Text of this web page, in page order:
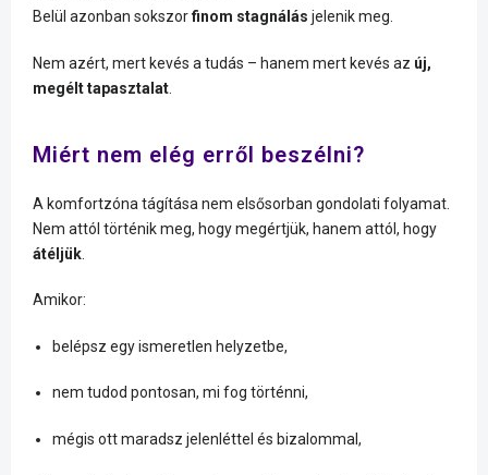
Belül azonban sokszorfinom stagnálás jelenik meg.
Nem azért, mert kevés a tudás – hanem mert kevés az új,
megélt tapasztalat
Miért nem elég erről beszélni?
A komfortzóna tágítása nem elsősorban gondolati folyamat.
Nem attól történik meg, hogy megértjük, hanem attól, hogy
átéljük
Amikor:
belépsz egy ismeretlen helyzetbe,
nem tudod pontosan, mi fog történni,
mégis ott maradsz jelenléttel és bizalommal,